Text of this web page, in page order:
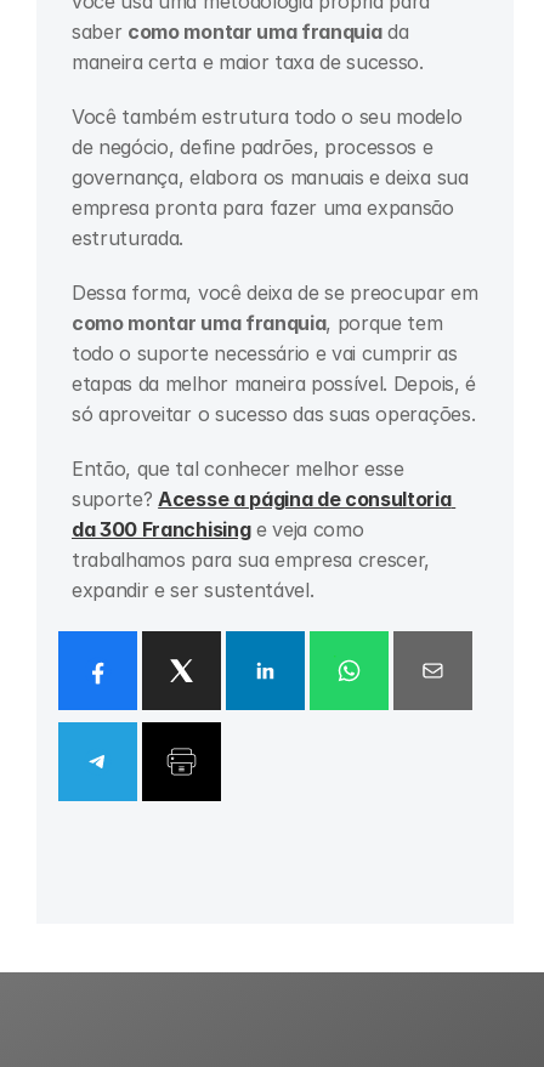
saber como montar uma franquia da
maneira certa e maior taxa de sucesso.
Você também estrutura todo o seu modelo
de negócio, define padrões, processos e
governança, elabora os manuais e deixa sua
empresa pronta para fazer uma expansão
estruturada.
como montar uma franquia, porque tem
todo o suporte necessário e vai cumprir as
etapas da melhor maneira possível. Depois, é
só aproveitar o sucesso das suas operações.
Então, que tal conhecer melhor esse
suporte? Acesse a página de consultoria
da 300 Franchising e veja como
trabalhamos para sua empresa crescer,
expandir e ser sustentável.